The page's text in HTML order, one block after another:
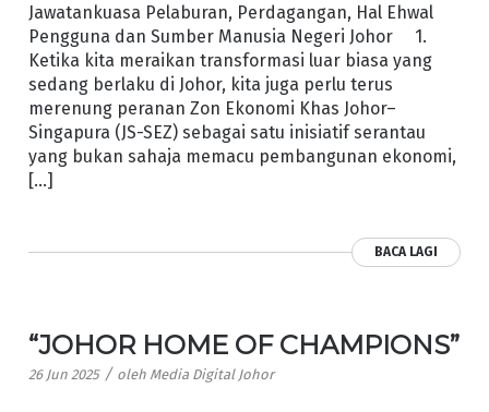
Jawatankuasa Pelaburan, Perdagangan, Hal Ehwal
Pengguna dan Sumber Manusia Negeri Johor 1.
Ketika kita meraikan transformasi luar biasa yang
sedang berlaku di Johor, kita juga perlu terus
merenung peranan Zon Ekonomi Khas Johor–
Singapura (JS-SEZ) sebagai satu inisiatif serantau
yang bukan sahaja memacu pembangunan ekonomi,
[…]
BACA LAGI
“JOHOR HOME OF CHAMPIONS”
26 Jun 2025 / oleh Media Digital Johor